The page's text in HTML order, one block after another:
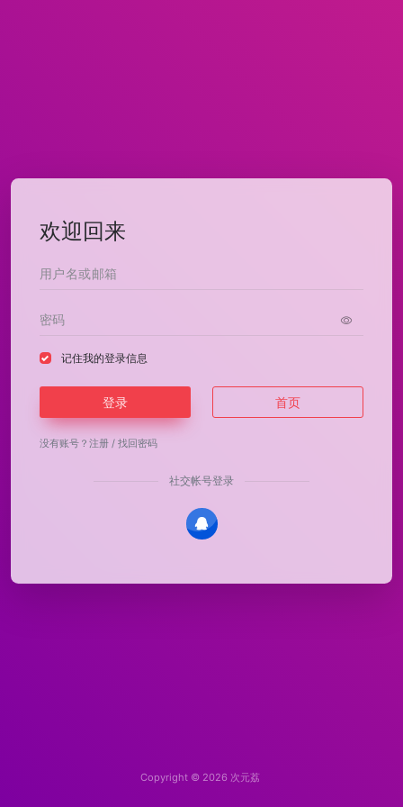
欢迎回来
记住我的登录信息
登录 首页
没有账号？ 注册 / 找回密码
社交帐号登录
Copyright © 2026 次元荔